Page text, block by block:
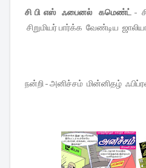
சி பி எஸ் ஃபைனல் கமெண்ட் -
சிறுமியர் பார்க்க வேண்டிய
நன்றி - அனிச்சம் மின்னிதழ்